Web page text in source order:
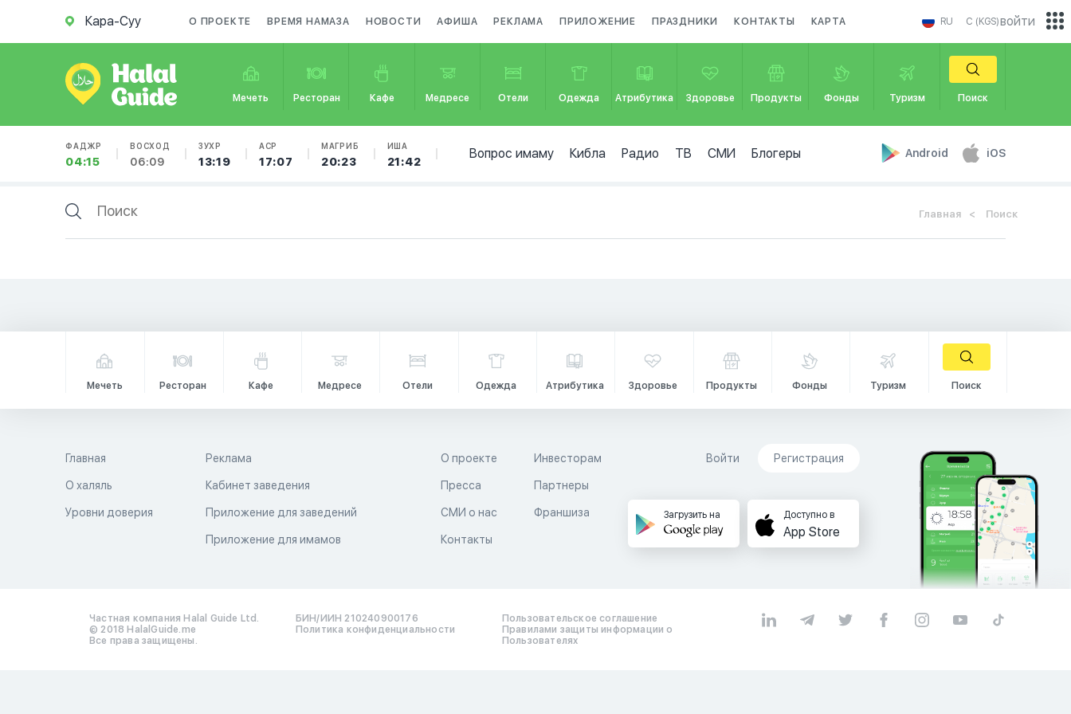
Кара-Суу О ПРОЕКТЕ ВРЕМЯ НАМАЗА НОВОСТИ АФИША РЕКЛАМА ПРИЛОЖЕНИЕ ПРАЗДНИКИ КОНТАКТЫ КАРТА RU С (KGS)
Мечеть Ресторан Кафе Медресе Отели Одежда Атрибутика Здоровье Продукты Фонды Туризм Поиск
ФАДЖР
04:15
ВОСХОД
06:09
ЗУХР
13:19
АСР
17:07
МАГРИБ
20:23
ИША
21:42
Вопрос имаму Кибла Радио ТВ СМИ Блогеры Android iOS
войти
Главная Поиск
Мечеть Ресторан Кафе Медресе Отели Одежда Атрибутика Здоровье Продукты Фонды Туризм Поиск
Главная
О халяль
Уровни доверия
Реклама
Кабинет заведения
Приложение для заведений
Приложение для имамов
О проекте
Пресса
СМИ о нас
Контакты
Инвесторам
Партнеры
Франшиза
Войти Регистрация
Загрузить на Доступно в
App Store
Частная компания Halal Guide Ltd.
© 2018 HalalGuide.me
Все права защищены.
БИН/ИИН 210240900176
Политика конфиденциальности
Пользовательское соглашение
Правилами защиты информации о
Пользователях